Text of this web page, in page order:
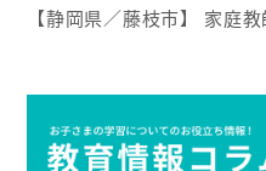
【静岡県／藤枝市】 家庭